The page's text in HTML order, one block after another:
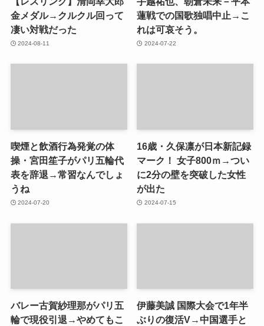
金メダル→クルクル回って
凄い対戦だった
2024-08-11
蓮戦での国歌独唱中止→こ
れは可哀そう。
2024-07-22
喫煙と飲酒行為発覚の体
操・宮田笙子がパリ五輪代
表を辞退→常習なんでしょ
うね
2024-07-20
16歳・久保凛が日本新記録
マーク！ 女子800ｍ→つい
に2分の壁を突破した女性
が出た
2024-07-15
バレー古賀紗理那がパリ五
輪で現役引退→やめてもこ
伊藤美誠 国際大会で1年半
ぶりの復活V→中国選手と